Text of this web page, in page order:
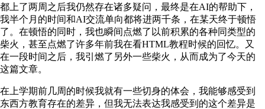
都上了两周之后我仍然存在诸多疑问，最终是在AI的帮助下，
我半个月的时间和AI交流单向都将进两千条，在某天终于顿悟
了。在顿悟的同时，我也瞬间点燃了以前积累的各种同类型的
柴火，甚至点燃了许多年前我在看HTML教程时候的回忆。又
在一段时间之后，我引燃了另外一些柴火，从而成为了今天的
这篇文章。
在上学期前几周的时候我就有一些切身的体会，我能够感受到
东西方教育存在的差异，但我无法表达我感受到的这个差异是